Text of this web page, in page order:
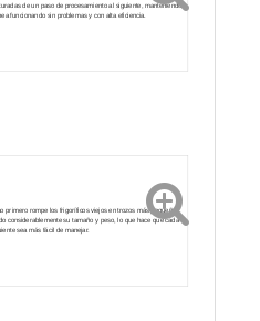
de un paso de procesamiento al siguiente, manteniendo
funcionando sin problemas y con alta eficiencia.
primero rompe los frigoríficos viejos en trozos más pequeños,
considerablemente su tamaño y peso, lo que hace que cada
sea más fácil de manejar.